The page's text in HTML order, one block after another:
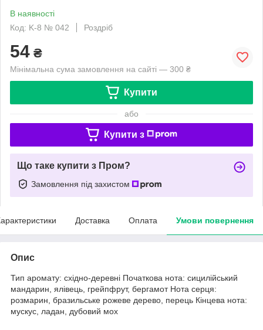
В наявності
Код: K-8 № 042
Роздріб
54 ₴
Мінімальна сума замовлення на сайті — 300 ₴
Купити
або
Купити з
Що таке купити з Пром?
Замовлення під захистом
Доставка Оплата Умови повернення
Опис
Тип аромату: східно-деревні Початкова нота: сицилійський
мандарин, ялівець, грейпфрут, бергамот Нота серця:
розмарин, бразильське рожеве дерево, перець Кінцева нота:
мускус, ладан, дубовий мох